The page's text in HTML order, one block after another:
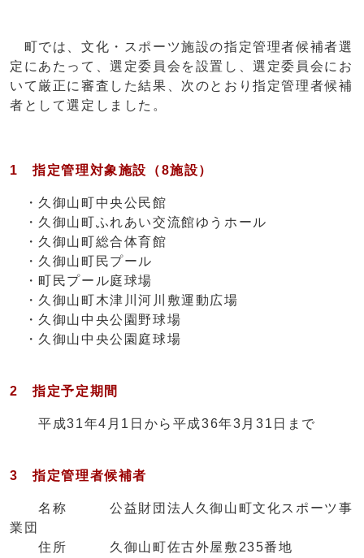
町では、文化・スポーツ施設の指定管理者候補者選
定にあたって、選定委員会を設置し、選定委員会にお
いて厳正に審査した結果、次のとおり指定管理者候補
者として選定しました。
1 指定管理対象施設（8施設）
・久御山町中央公民館
・久御山町ふれあい交流館ゆうホール
・久御山町総合体育館
・久御山町民プール
・町民プール庭球場
・久御山町木津川河川敷運動広場
・久御山中央公園野球場
・久御山中央公園庭球場
2 指定予定期間
平成31年4月1日から平成36年3月31日まで
3 指定管理者候補者
名称 公益財団法人久御山町文化スポーツ事
業団
住所 久御山町佐古外屋敷235番地